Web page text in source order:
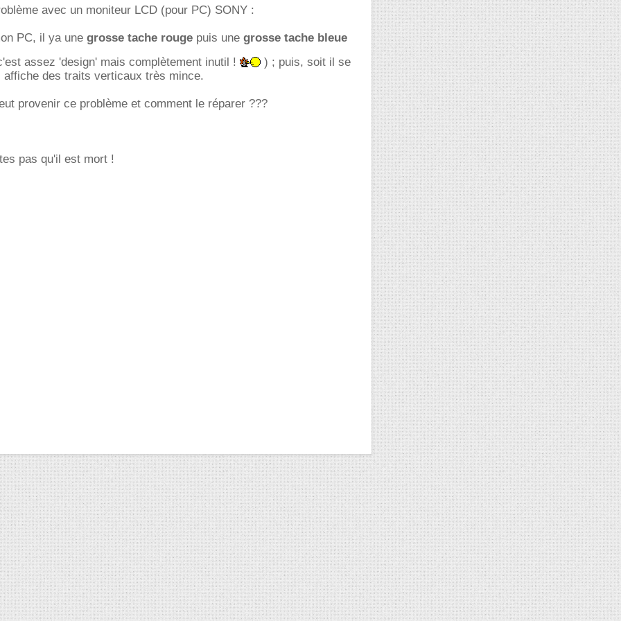
avec un moniteur LCD (pour PC) SONY :
PC, il ya une grosse tache rouge puis une grosse tache bleue
assez 'design' mais complètement inutil !
) ; puis, soit il se
des traits verticaux très mince.
provenir ce problème et comment le réparer ???
pas qu'il est mort !